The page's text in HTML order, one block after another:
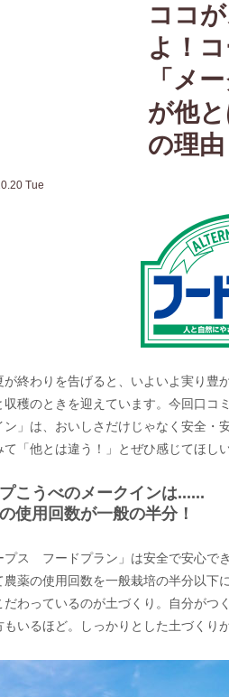
ココ
よ！
「メ
が他
の理由
Tue
が終わりを告げると、いよいよ実り豊
収穫のときを迎えています。今回口
ン」は、おいしさだけじゃなく安全・
て「他とは違う！」とぜひ感じてほし
こうべのメークインは......
使用回数が一般の半分！
プス フードプラン」は安全で安心で
農薬の使用回数を一般栽培の半分以下
だわっているのが土づくり。自分がつ
もいるほど。しっかりとした土づくり